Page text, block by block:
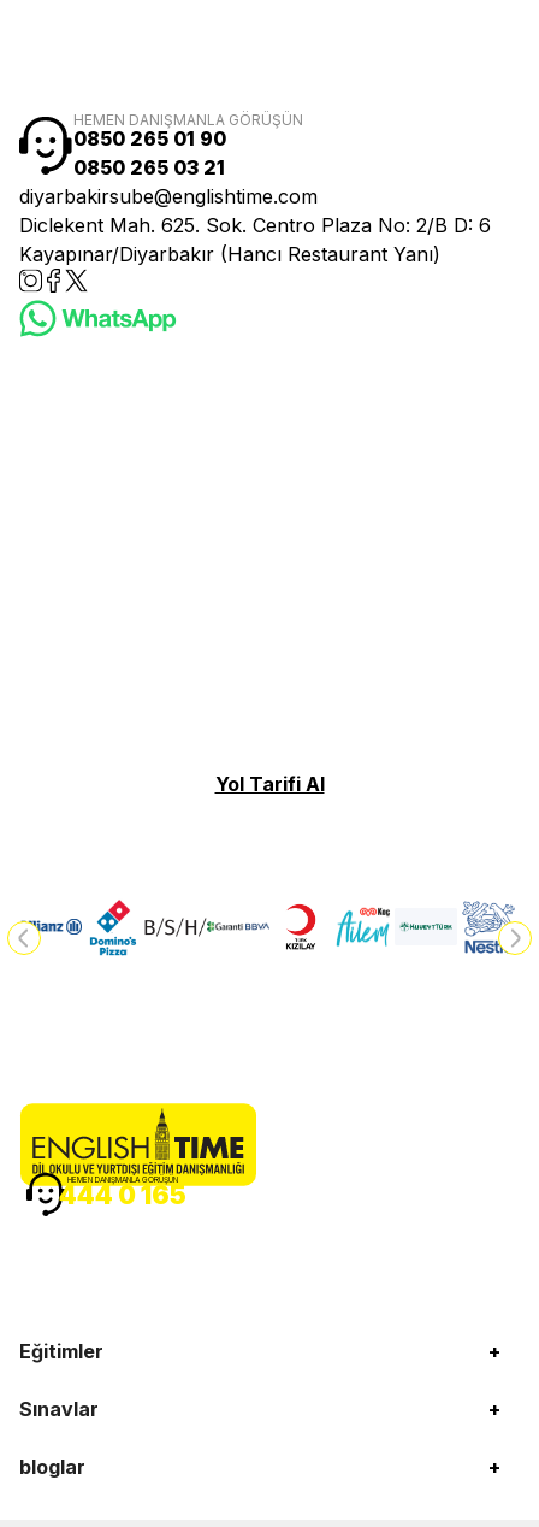
HEMEN DANIŞMANLA GÖRÜŞÜN
0850 265 01 90
0850 265 03 21
diyarbakirsube@englishtime.com
Diclekent Mah. 625. Sok. Centro Plaza No: 2/B D: 6
Kayapınar/Diyarbakır (Hancı Restaurant Yanı)
Yol Tarifi Al
Eğitimler +
Sınavlar +
bloglar +
HEMEN DANIŞMANLA GÖRÜŞÜN
444 0 165